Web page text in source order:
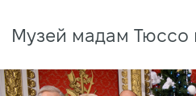
Музей мадам Тюссо